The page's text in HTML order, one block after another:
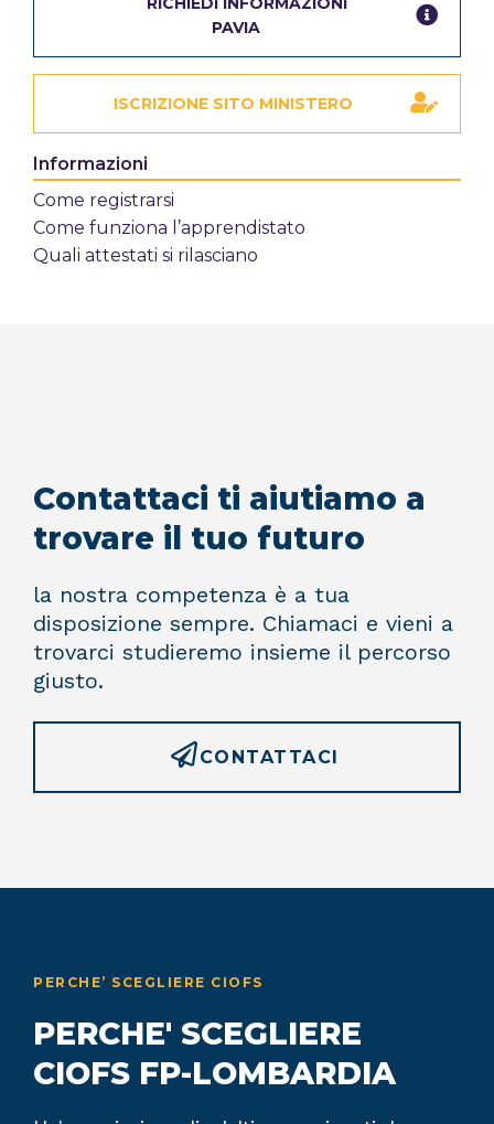
PAVIA
ISCRIZIONE SITO MINISTERO
Informazioni
Come registrarsi
Come funziona l’apprendistato
Quali attestati si rilasciano
Contattaci ti aiutiamo a
trovare il tuo futuro
la nostra competenza è a tua
disposizione sempre. Chiamaci e vieni a
trovarci studieremo insieme il percorso
giusto.
CONTATTACI
PERCHE’ SCEGLIERE CIOFS
PERCHE' SCEGLIERE
CIOFS FP-LOMBARDIA